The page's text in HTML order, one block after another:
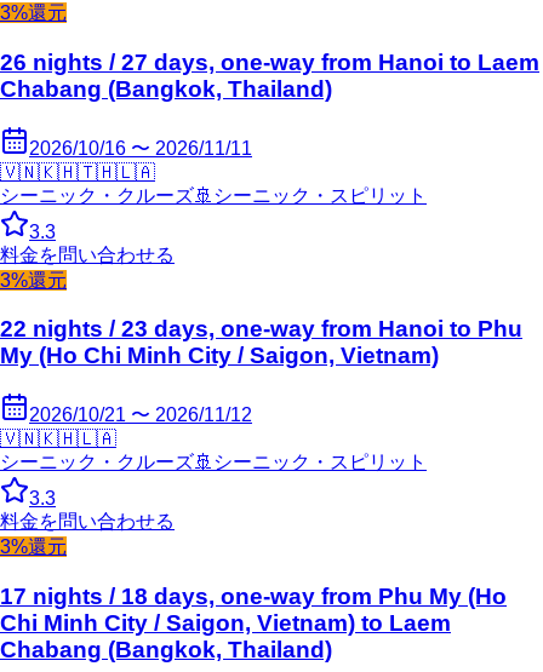
3%還元
26 nights / 27 days, one-way from Hanoi to Laem
Chabang (Bangkok, Thailand)
2026/10/16 〜 2026/11/11
🇻🇳🇰🇭🇹🇭🇱🇦
シーニック・クルーズ🚢 シーニック・スピリット
3.3
料金を問い合わせる
3%還元
22 nights / 23 days, one-way from Hanoi to Phu
My (Ho Chi Minh City / Saigon, Vietnam)
2026/10/21 〜 2026/11/12
🇻🇳🇰🇭🇱🇦
シーニック・クルーズ🚢 シーニック・スピリット
3.3
料金を問い合わせる
3%還元
17 nights / 18 days, one-way from Phu My (Ho
Chi Minh City / Saigon, Vietnam) to Laem
Chabang (Bangkok, Thailand)